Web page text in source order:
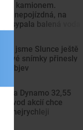
s kamionem.
je nepojízdná, na
vysypala balená voda
jsme Slunce ještě
Nové snímky přinesly
objev
za Dynamo 32,55
Převod akcií chce
co nejrychleji